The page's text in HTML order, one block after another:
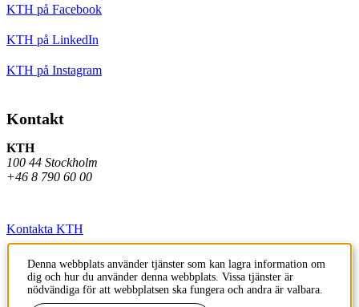
KTH på Facebook
KTH på LinkedIn
KTH på Instagram
Kontakt
KTH
100 44 Stockholm
+46 8 790 60 00
Kontakta KTH
Jobba på KTH
Press och media
Denna webbplats använder tjänster som kan lagra information om
dig och hur du använder denna webbplats. Vissa tjänster är
nödvändiga för att webbplatsen ska fungera och andra är valbara.